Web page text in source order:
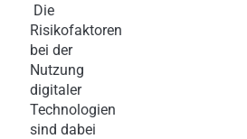
Die
Risikofaktoren
bei der
Nutzung
digitaler
Technologien
sind dabei